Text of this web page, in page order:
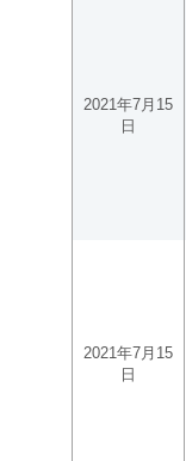
2021年7月15
日
2021年7月15
日